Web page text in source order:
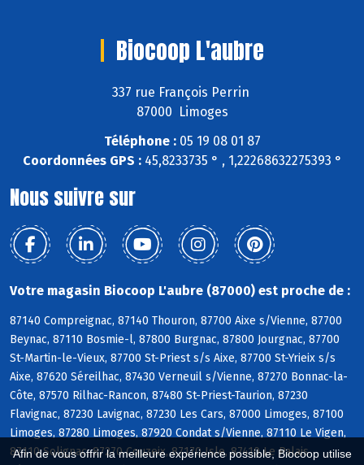
Afin de vous offrir la meilleure expérience possible, Biocoop utilise
Biocoop L'aubre
337 rue François Perrin
87000 Limoges
Téléphone :05 19 08 01 87
Coordonnées GPS :45,8233735 ° , 1,22268632275393 °
Nous suivre sur
Votre magasin Biocoop L'aubre (87000) est proche de :
87140 Compreignac, 87140 Thouron, 87700 Aixe s/Vienne, 87700
Beynac, 87110 Bosmie-l, 87800 Burgnac, 87800 Jourgnac, 87700
St-Martin-le-Vieux, 87700 St-Priest s/s Aixe, 87700 St-Yrieix s/s
Aixe, 87620 Séreilhac, 87430 Verneuil s/Vienne, 87270 Bonnac-la-
Côte, 87570 Rilhac-Rancon, 87480 St-Priest-Taurion, 87230
Flavignac, 87230 Lavignac, 87230 Les Cars, 87000 Limoges, 87100
Limoges, 87280 Limoges, 87920 Condat s/Vienne, 87110 Le Vigen,
87110 Solignac, 87270 Couzeix, 87170 Isle, 87410 Le Palais